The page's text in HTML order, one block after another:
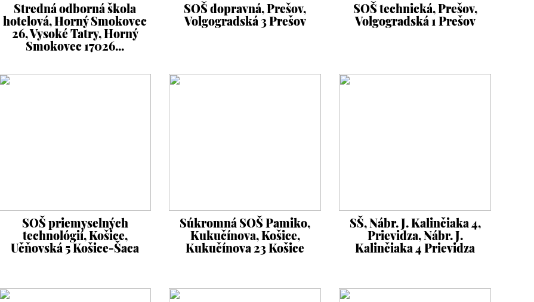
Stredná odborná škola
hotelová, Horný Smokovec
26, Vysoké Tatry, Horný
Smokovec 17026...
SOŠ dopravná, Prešov,
Volgogradská 3 Prešov
SOŠ technická, Prešov,
Volgogradská 1 Prešov
SOŠ priemyselných
technológií, Košice,
Učňovská 5 Košice-Šaca
Súkromná SOŠ Pamiko,
Kukučínova, Košice,
Kukučínova 23 Košice
SŠ, Nábr. J. Kalinčiaka 4,
Prievidza, Nábr. J.
Kalinčiaka 4 Prievidza